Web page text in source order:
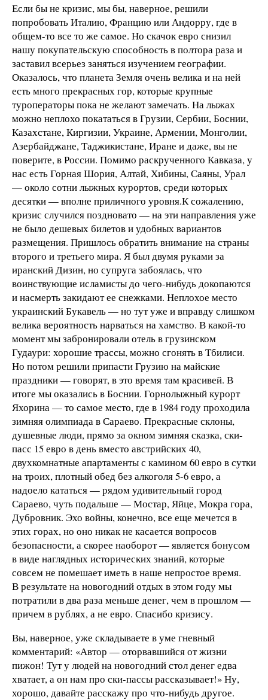
Если бы не кризис, мы бы, наверное, решили
попробовать Италию, Францию или Андорру, где в
общем-то все то же самое. Но скачок евро снизил
нашу покупательскую способность в полтора раза и
заставил всерьез заняться изучением географии.
Оказалось, что планета Земля очень велика и на ней
есть много прекрасных гор, которые крупные
туроператоры пока не желают замечать. На лыжах
можно неплохо покататься в Грузии, Сербии, Боснии,
Казахстане, Киргизии, Украине, Армении, Монголии,
Азербайджане, Таджикистане, Иране и даже, вы не
поверите, в России. Помимо раскрученного Кавказа, у
нас есть Горная Шория, Алтай, Хибины, Саяны, Урал
— около сотни лыжных курортов, среди которых
десятки — вполне приличного уровня.К сожалению,
кризис случился поздновато — на эти направления уже
не было дешевых билетов и удобных вариантов
размещения. Пришлось обратить внимание на страны
второго и третьего мира. Я был двумя руками за
иранский Дизин, но супруга забоялась, что
воинствующие исламисты до чего-нибудь докопаются
и насмерть закидают ее снежками. Неплохое место
украинский Букавель — но тут уже и вправду слишком
велика вероятность нарваться на хамство. В какой-то
момент мы забронировали отель в грузинском
Гудаури: хорошие трассы, можно сгонять в Тбилиси.
Но потом решили припасти Грузию на майские
праздники — говорят, в это время там красивей. В
итоге мы оказались в Боснии. Горнолыжный курорт
Яхорина — то самое место, где в 1984 году проходила
зимняя олимпиада в Сараево. Прекрасные склоны,
душевные люди, прямо за окном зимняя сказка, ски-
пасс 15 евро в день вместо австрийских 40,
двухкомнатные апартаменты с камином 60 евро в сутки
на троих, плотный обед без алкоголя 5-6 евро, а
надоело кататься — рядом удивительный город
Сараево, чуть подальше — Мостар, Яйце, Мокра гора,
Дубровник. Эхо войны, конечно, все еще мечется в
этих горах, но оно никак не касается вопросов
безопасности, а скорее наоборот — является бонусом
в виде наглядных исторических знаний, которые
совсем не помешает иметь в наше непростое время.
В результате на новогодний отдых в этом году мы
потратили в два раза меньше денег, чем в прошлом —
причем в рублях, а не евро. Спасибо кризису.
Вы, наверное, уже складываете в уме гневный
комментарий: «Автор — оторвавшийся от жизни
пижон! Тут у людей на новогодний стол денег едва
хватает, а он нам про ски-пассы рассказывает!» Ну,
хорошо, давайте расскажу про что-нибудь другое.